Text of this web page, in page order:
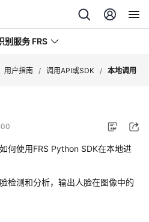
别服务 FRS
用户指南 / 调用API或SDK / 本地调用
何使用FRS Python SDK在本地进
检测和分析，输出人脸在图像中的